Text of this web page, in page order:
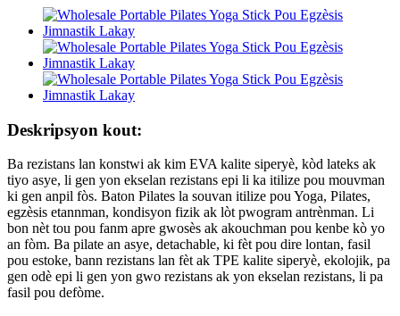
Deskripsyon kout:
Ba rezistans lan konstwi ak kim EVA kalite siperyè, kòd lateks ak
tiyo asye, li gen yon ekselan rezistans epi li ka itilize pou mouvman
ki gen anpil fòs. Baton Pilates la souvan itilize pou Yoga, Pilates,
egzèsis etannman, kondisyon fizik ak lòt pwogram antrènman. Li
bon nèt tou pou fanm apre gwosès ak akouchman pou kenbe kò yo
an fòm. Ba pilate an asye, detachable, ki fèt pou dire lontan, fasil
pou estoke, bann rezistans lan fèt ak TPE kalite siperyè, ekolojik, pa
gen odè epi li gen yon gwo rezistans ak yon ekselan rezistans, li pa
fasil pou defòme.